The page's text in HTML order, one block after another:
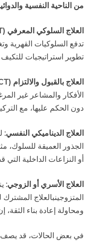
من الناحية النفسية
العلاج السلوكي المعرفي (CBT)
تدفع السلوكيات
تطوير استراتيجيات
العلاج بالقبول والالتزام (ACT):
الأفكار والمشاعر غير
دون الحكم عليها، مع
العلاج الديناميكي النفسي:
الجذور العميقة للسلوك،
أو النزاعات الداخلية
العلاج الأسري أو الزوجي:
المتزوجينبالعلاج
ومحاولة إعادة بناء
في بعض الحالات، قد يصف